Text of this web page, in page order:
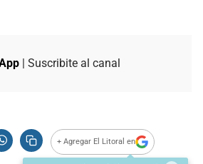
| Suscribite al canal
+ Agregar El Litoral en